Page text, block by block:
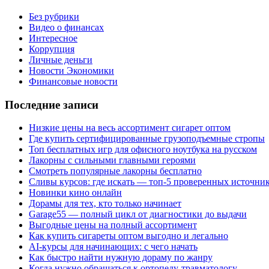
Без рубрики
Видео о финансах
Интересное
Коррупция
Личные деньги
Новости Экономики
Финансовые новости
Последние записи
Низкие цены на весь ассортимент сигарет оптом
Где купить сертифицированные грузоподъемные стропы
Топ бесплатных игр для офисного ноутбука на русском
Лакорны с сильными главными героями
Смотреть популярные лакорны бесплатно
Сливы курсов: где искать — топ-5 проверенных
Новинки кино онлайн
Дорамы для тех, кто только начинает
Garage55 — полный цикл от диагностики до выдачи
Выгодные цены на полный ассортимент
Как купить сигареты оптом выгодно и легально
AI-курсы для начинающих: с чего начать
Как быстро найти нужную дораму по жанру